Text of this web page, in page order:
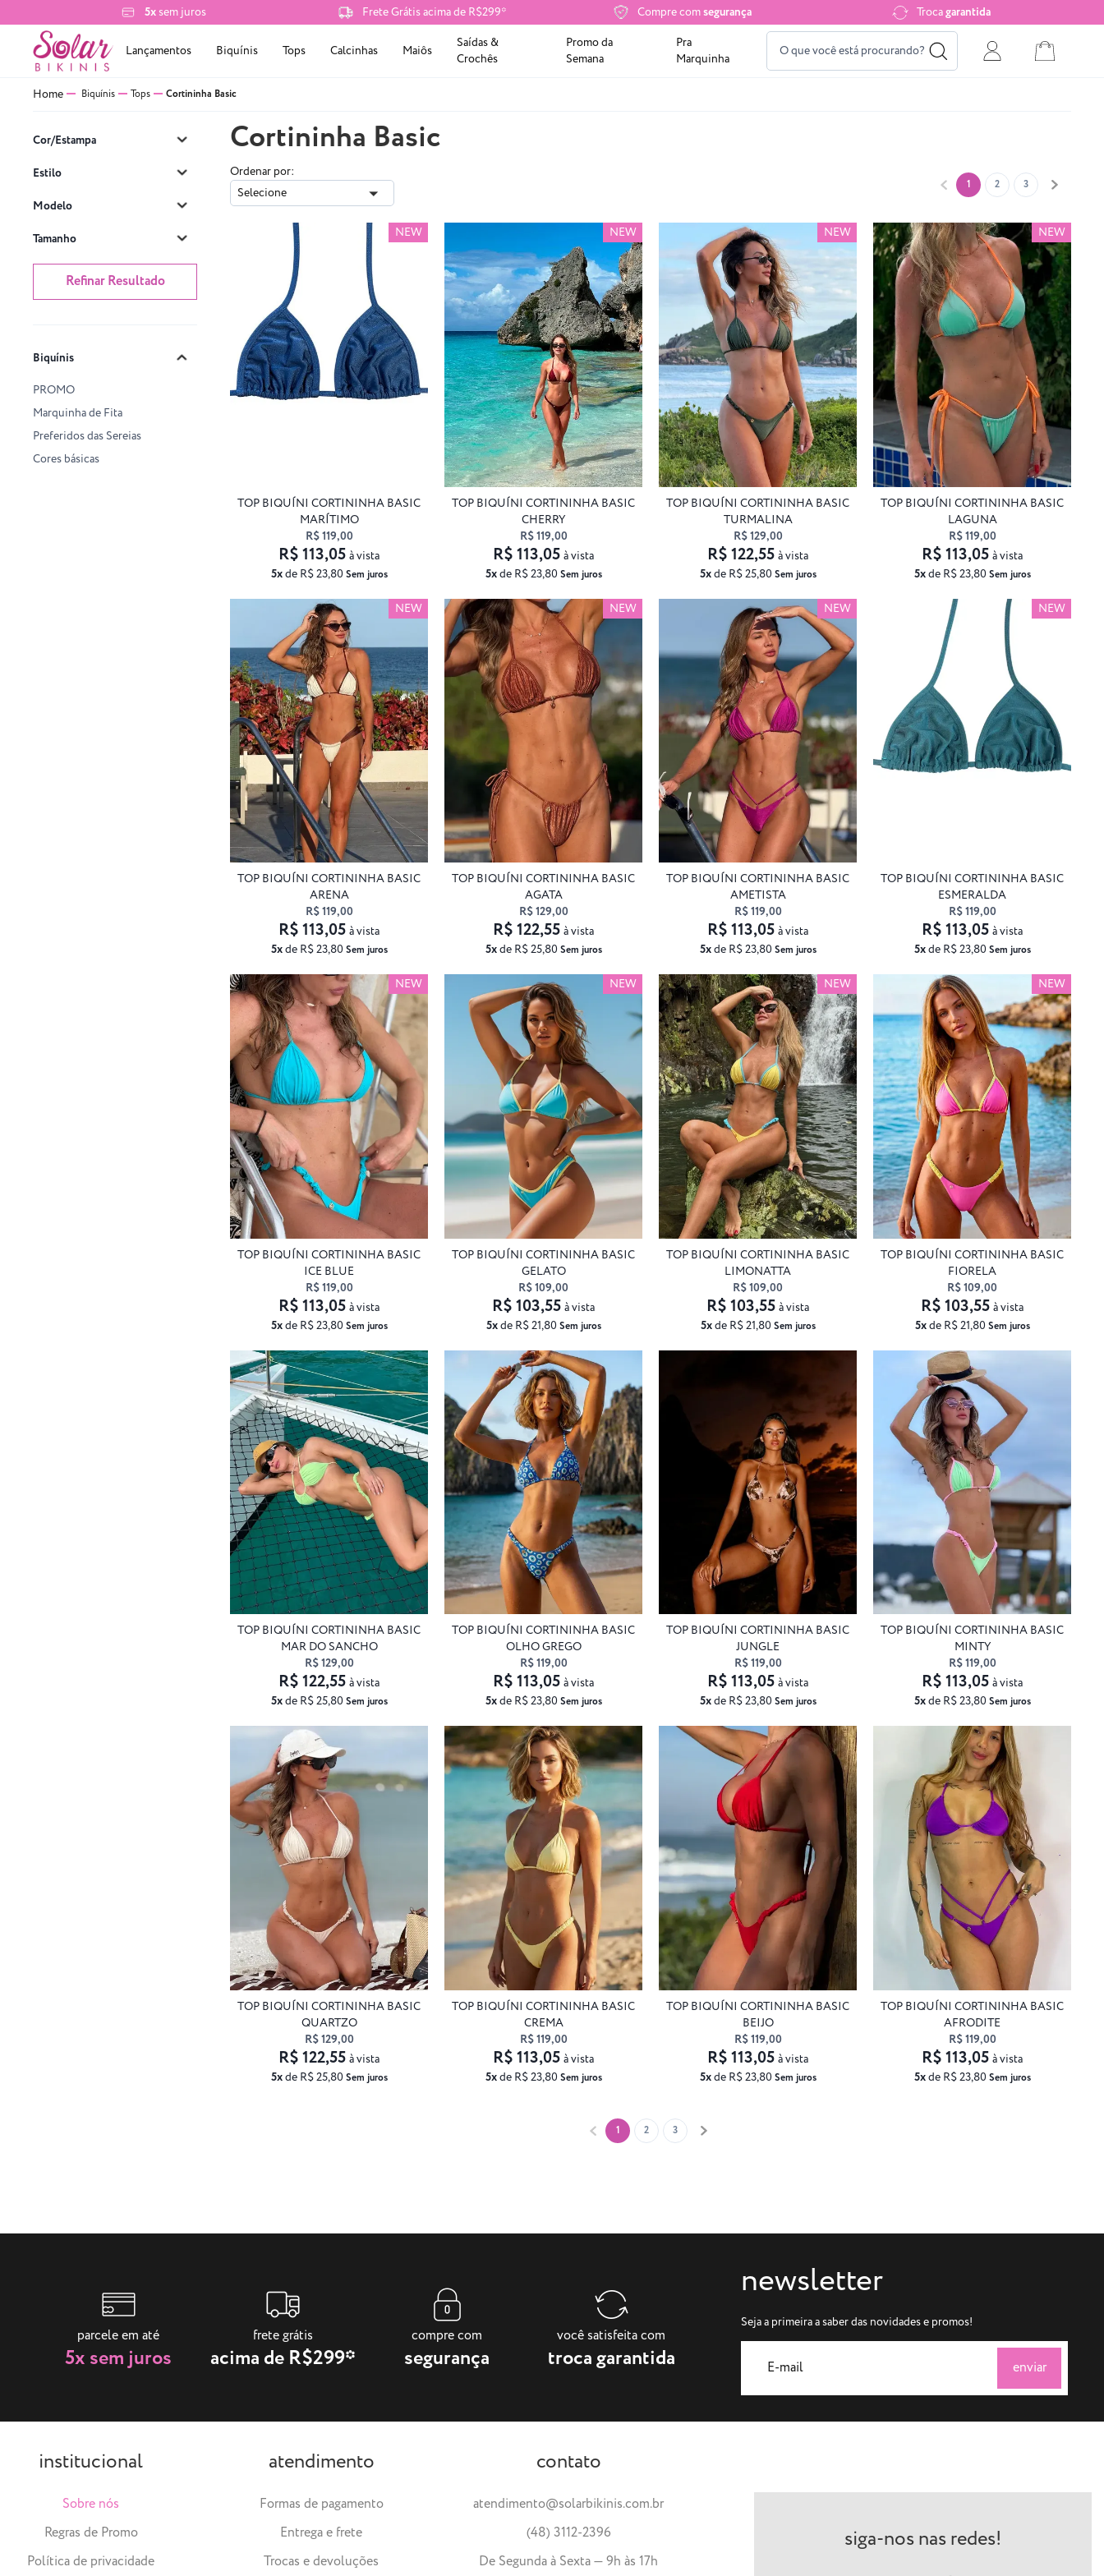
5xsem juros Frete Grátis acima de R$299* Compre comsegurança Trocagarantida
Lançamentos Biquínis Tops Calcinhas Maiôs
Saídas &
Crochês
Promo da
Semana
Pra
Marquinha
Biquínis Tops Cortininha Basic
Refinar Resultado
Cor/Estampa
Estilo
Modelo
Tamanho
Biquínis
PROMO
Marquinha de Fita
Preferidos das Sereias
Cores básicas
Cortininha Basic
Ordenar por:
Selecione
1 2 3
NEW
TOP BIQUÍNI CORTININHA BASIC
MARÍTIMO
R$ 119,00
5xde R$ 23,80 Sem juros
R$ 113,05 à vista
NEW
TOP BIQUÍNI CORTININHA BASIC
CHERRY
R$ 119,00
5xde R$ 23,80 Sem juros
R$ 113,05 à vista
NEW
TOP BIQUÍNI CORTININHA BASIC
TURMALINA
R$ 129,00
5xde R$ 25,80 Sem juros
R$ 122,55 à vista
NEW
TOP BIQUÍNI CORTININHA BASIC
LAGUNA
R$ 119,00
5xde R$ 23,80 Sem juros
R$ 113,05 à vista
NEW
TOP BIQUÍNI CORTININHA BASIC
ARENA
R$ 119,00
5xde R$ 23,80 Sem juros
R$ 113,05 à vista
NEW
TOP BIQUÍNI CORTININHA BASIC
AGATA
R$ 129,00
5xde R$ 25,80 Sem juros
R$ 122,55 à vista
NEW
TOP BIQUÍNI CORTININHA BASIC
AMETISTA
R$ 119,00
5xde R$ 23,80 Sem juros
R$ 113,05 à vista
NEW
TOP BIQUÍNI CORTININHA BASIC
ESMERALDA
R$ 119,00
5xde R$ 23,80 Sem juros
R$ 113,05 à vista
NEW
TOP BIQUÍNI CORTININHA BASIC
ICE BLUE
R$ 119,00
5xde R$ 23,80 Sem juros
R$ 113,05 à vista
NEW
TOP BIQUÍNI CORTININHA BASIC
GELATO
R$ 109,00
5xde R$ 21,80 Sem juros
R$ 103,55 à vista
NEW
TOP BIQUÍNI CORTININHA BASIC
LIMONATTA
R$ 109,00
5xde R$ 21,80 Sem juros
R$ 103,55 à vista
NEW
TOP BIQUÍNI CORTININHA BASIC
FIORELA
R$ 109,00
5xde R$ 21,80 Sem juros
R$ 103,55 à vista
TOP BIQUÍNI CORTININHA BASIC
MAR DO SANCHO
R$ 129,00
5xde R$ 25,80 Sem juros
R$ 122,55 à vista
TOP BIQUÍNI CORTININHA BASIC
OLHO GREGO
R$ 119,00
5xde R$ 23,80 Sem juros
R$ 113,05 à vista
TOP BIQUÍNI CORTININHA BASIC
JUNGLE
R$ 119,00
5xde R$ 23,80 Sem juros
R$ 113,05 à vista
TOP BIQUÍNI CORTININHA BASIC
MINTY
R$ 119,00
5xde R$ 23,80 Sem juros
R$ 113,05 à vista
TOP BIQUÍNI CORTININHA BASIC
QUARTZO
R$ 129,00
5xde R$ 25,80 Sem juros
R$ 122,55 à vista
TOP BIQUÍNI CORTININHA BASIC
CREMA
R$ 119,00
5xde R$ 23,80 Sem juros
R$ 113,05 à vista
TOP BIQUÍNI CORTININHA BASIC
BEIJO
R$ 119,00
5xde R$ 23,80 Sem juros
R$ 113,05 à vista
TOP BIQUÍNI CORTININHA BASIC
AFRODITE
R$ 119,00
5xde R$ 23,80 Sem juros
R$ 113,05 à vista
1 2 3
parcele em até
5x sem juros
frete grátis
acima de R$299*
compre com
segurança
você satisfeita com
troca garantida
newsletter
Seja a primeira a saber das novidades e promos!
institucional
Sobre nós
Regras de Promo
Política de privacidade
atendimento
Formas de pagamento
Entrega e frete
Trocas e devoluções
contato
atendimento@solarbikinis.com.br
(48) 3112-2396
De Segunda à Sexta — 9h às 17h
siga-nos nas redes!